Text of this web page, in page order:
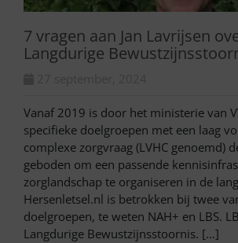
7 vragen aan Jan Lavrijsen
Langdurige
Vanaf 2019 is door het ministerie van
specifieke doelgroepen met een laag
complexe zorgvraag (LVHC genoemd)
geboden om een passende
zorglandschap te organiseren in de
Hersenletsel.nl is betrokken bij twee
doelgroepen, te weten NAH+ en LBS.
Langdurige Bewustzijnsstoornis. […]